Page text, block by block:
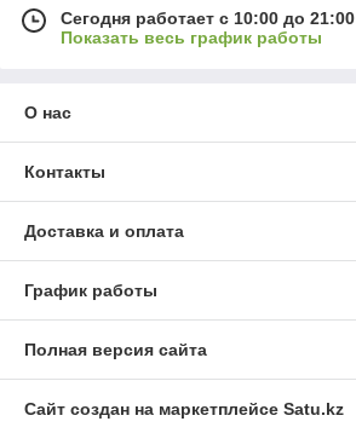
Сегодня работает с 10:00 до 21:00
Показать весь график работы
О нас
Контакты
Доставка и оплата
График работы
Полная версия сайта
Сайт создан на маркетплейсе Satu.kz